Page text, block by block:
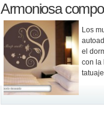
Armoniosa
Los
el
con la